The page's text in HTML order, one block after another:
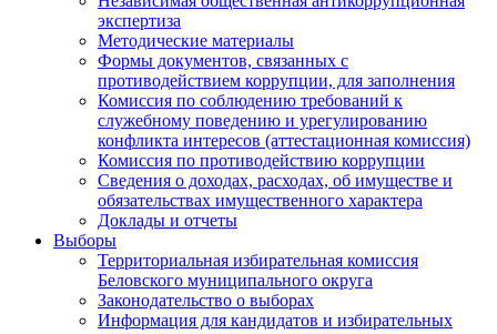
экспертиза
Методические материалы
Формы документов, связанных с
противодействием коррупции, для заполнения
Комиссия по соблюдению требований к
служебному поведению и урегулированию
конфликта интересов (аттестационная комиссия)
Комиссия по противодействию коррупции
Сведения о доходах, расходах, об имуществе и
обязательствах имущественного характера
Доклады и отчеты
Выборы
Территориальная избирательная комиссия
Беловского муниципального округа
Законодательство о выборах
Информация для кандидатов и избирательных